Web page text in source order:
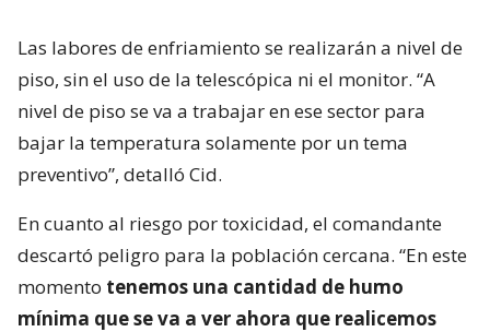
Las labores de enfriamiento se realizarán a nivel de
piso, sin el uso de la telescópica ni el monitor. “A
nivel de piso se va a trabajar en ese sector para
bajar la temperatura solamente por un tema
preventivo”, detalló Cid.
En cuanto al riesgo por toxicidad, el comandante
descartó peligro para la población cercana. “En este
momento tenemos una cantidad de humo
mínima que se va a ver ahora que realicemos